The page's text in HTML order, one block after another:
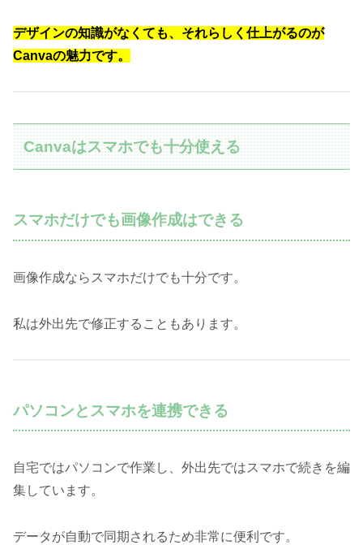
デザインの知識がなくても、それらしく仕上がるのが
Canvaの魅力です。
Canvaはスマホでも十分使える
スマホだけでも画像作成はできる
画像作成ならスマホだけでも十分です。
私は外出先で修正することもあります。
パソコンとスマホを連携できる
自宅ではパソコンで作業し、外出先ではスマホで続きを編
集しています。
データが自動で同期されるため非常に便利です。